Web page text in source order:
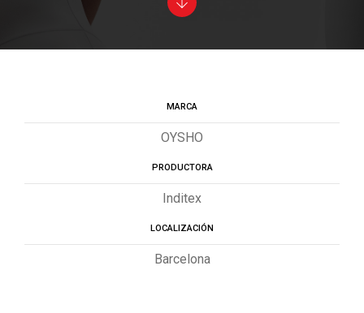
MARCA
OYSHO
PRODUCTORA
Inditex
LOCALIZACIÓN
Barcelona